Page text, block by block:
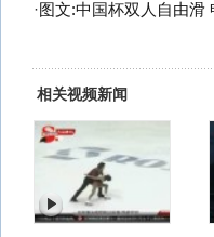
· 图文:中国杯双人自由滑
相关视频新闻